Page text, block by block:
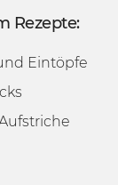
Rezepte:
Eintöpfe